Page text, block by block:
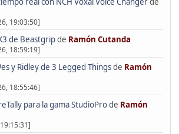
19:03:50]
de Beastgripde Ramón Cutanda
18:59:19]
y Ridley de 3 Legged Thingsde Ramón
18:55:46]
para la gama StudioProde Ramón